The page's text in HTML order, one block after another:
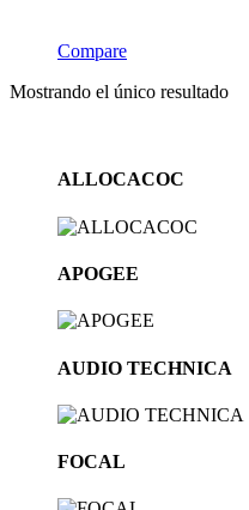
Compare
Mostrando el único resultado
Brands
Carousel
ALLOCACOC
APOGEE
AUDIO TECHNICA
FOCAL